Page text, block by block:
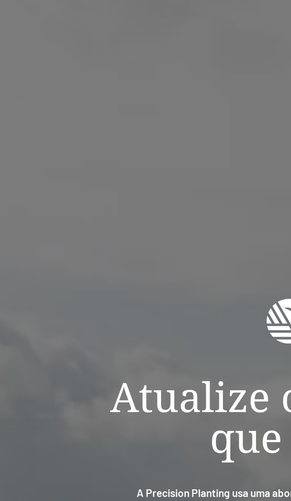
Atualize
A Precision Planting usa uma